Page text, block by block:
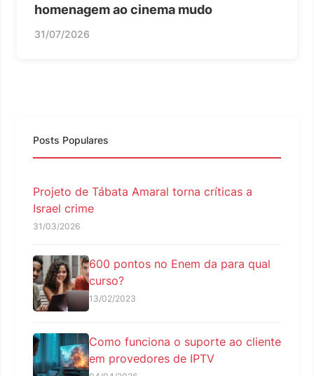
homenagem ao cinema mudo
31/07/2026
Posts Populares
Projeto de Tábata Amaral torna críticas a
Israel crime
31/03/2026
600 pontos no Enem da para qual
curso?
13/02/2023
Como funciona o suporte ao cliente
em provedores de IPTV